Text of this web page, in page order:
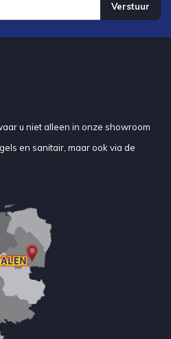
Verstuur
u niet alleen in onze showroom
en sanitair, maar ook via de